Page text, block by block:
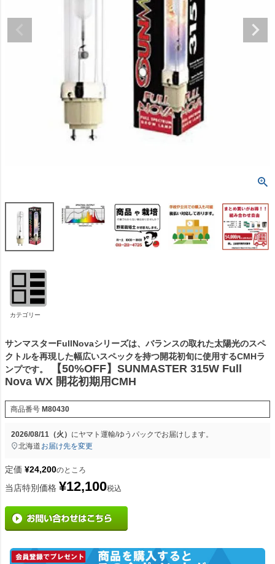
カテゴリー
サンマスターFullNovaシリーズは、バランスの取れた太陽光のスペ
クトルを再現した幅広いスペックを持つ開花初旬に使用するCMHラ
ンプです。
【50%OFF】SUNMASTER 315W Full
Nova WX 開花初期用CMH
商品番号 M80430
2026/08/11（火） にヤマト運輸/ゆうパックでお届けします。
北海道 お届け先を変更
定価 ¥24,200のところ
当店特別価格 ¥12,100税込